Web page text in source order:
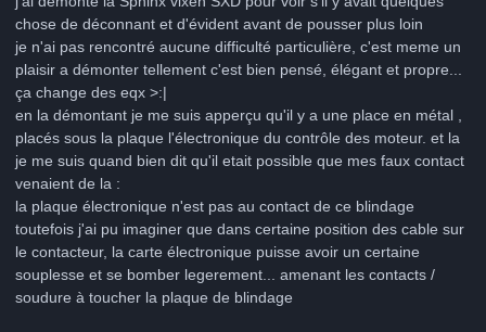
chose de déconnant et d'évident avant de pousser plus loin
je n'ai pas rencontré aucune difficulté particulière, c'est meme un
plaisir a démonter tellement c'est bien pensé, élégant et propre...
ça change des eqx >:|
en la démontant je me suis apperçu qu'il y a une place en métal ,
placés sous la plaque l'électronique du contrôle des moteur. et la
je me suis quand bien dit qu'il etait possible que mes faux contact
venaient de la :
la plaque électronique n'est pas au contact de ce blindage
toutefois j'ai pu imaginer que dans certaine position des cable sur
le contacteur, la carte électronique puisse avoir un certaine
souplesse et se bomber legerement... amenant les contacts /
soudure à toucher la plaque de blindage